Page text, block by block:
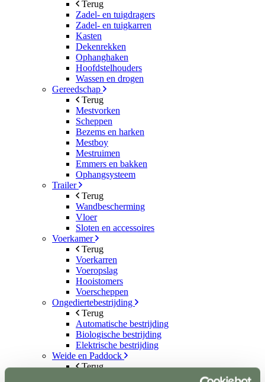
Terug
Zadel- en tuigdragers
Zadel- en tuigkarren
Kasten
Dekenrekken
Ophanghaken
Hoofdstelhouders
Wassen en drogen
Gereedschap
Terug
Mestvorken
Scheppen
Bezems en harken
Mestboy
Mestruimen
Emmers en bakken
Ophangsysteem
Trailer
Terug
Wandbescherming
Vloer
Sloten en accessoires
Voerkamer
Terug
Voerkarren
Voeropslag
Hooistomers
Voerscheppen
Ongediertebestrijding
Terug
Automatische bestrijding
Biologische bestrijding
Elektrische bestrijding
Weide en Paddock
Terug